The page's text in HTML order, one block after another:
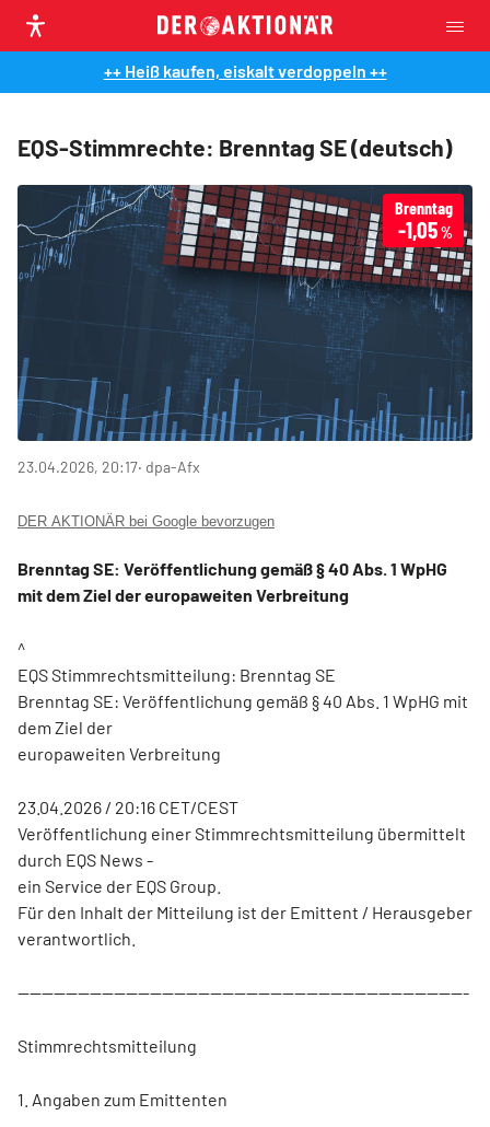
++ Heiß kaufen, eiskalt verdoppeln ++
EQS-Stimmrechte: Brenntag SE (deutsch)
Brenntag
-1,05%
23.04.2026, 20:17‧ dpa-Afx
DER AKTIONÄR bei Google bevorzugen
Brenntag SE: Veröffentlichung gemäß § 40 Abs. 1 WpHG
mit dem Ziel der europaweiten Verbreitung
^
EQS Stimmrechtsmitteilung: Brenntag SE
Brenntag SE: Veröffentlichung gemäß § 40 Abs. 1 WpHG mit
dem Ziel der
europaweiten Verbreitung
23.04.2026 / 20:16 CET/CEST
Veröffentlichung einer Stimmrechtsmitteilung übermittelt
durch EQS News -
ein Service der EQS Group.
Für den Inhalt der Mitteilung ist der Emittent / Herausgeber
verantwortlich.
---------------------------------------------------------------------------
Stimmrechtsmitteilung
1. Angaben zum Emittenten